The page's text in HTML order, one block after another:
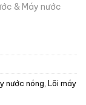
& Máy nước
nước nóng Lõi máy